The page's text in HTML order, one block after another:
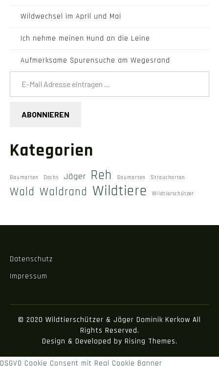
Wildwechsel im April und Mai
Ich nehme meinen Hund an die Leine
Aufmerksame Spurensuche am Wegesrand
E-Mail Adresse eintragen ...
ABONNIEREN
Kategorien
Baumarten Dachs Jäger Reh Saumarten Straucharten
Wald Waldrand Wildtiere Wildtierschützer
Datenschutz
Impressum
© 2020 Wildtierschützer & Jäger Dominik Kerkow All
Rights Reserved.
Design & Developed by Rising Themes.
DSGVO Cookie Consent mit Real Cookie Banner